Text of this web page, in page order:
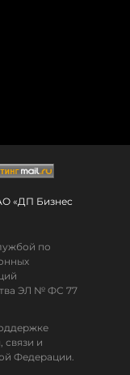
«ДП Бизнес
по
ЭЛ № ФС 77
связи и
Федерации.